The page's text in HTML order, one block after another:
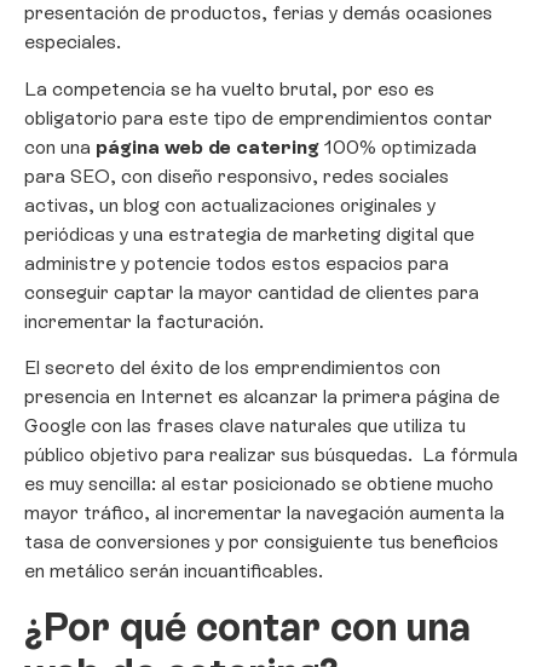
presentación de productos, ferias y demás ocasiones
especiales.
La competencia se ha vuelto brutal, por eso es
obligatorio para este tipo de emprendimientos contar
con una página web de catering 100% optimizada
para SEO, con diseño responsivo, redes sociales
activas, un blog con actualizaciones originales y
periódicas y una estrategia de marketing digital que
administre y potencie todos estos espacios para
conseguir captar la mayor cantidad de clientes para
incrementar la facturación.
El secreto del éxito de los emprendimientos con
presencia en Internet es alcanzar la primera página de
Google con las frases clave naturales que utiliza tu
público objetivo para realizar sus búsquedas. La fórmula
es muy sencilla: al estar posicionado se obtiene mucho
mayor tráfico, al incrementar la navegación aumenta la
tasa de conversiones y por consiguiente tus beneficios
en metálico serán incuantificables.
¿Por qué contar con una